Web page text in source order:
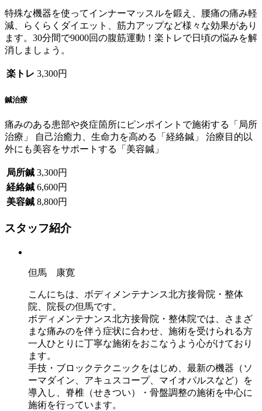
特殊な機器を使ってインナーマッスルを鍛え、腰痛の痛み軽
減、らくらくダイエット、筋力アップなど様々な効果があり
ます。30分間で9000回の腹筋運動！楽トレで日頃の悩みを解
消しましょう。
楽トレ 3,300円
鍼治療
痛みのある患部や炎症箇所にピンポイントで施術する「局所
治療」 自己治癒力、生命力を高める「経絡鍼」 治療目的以
外にも美容をサポートする「美容鍼」
局所鍼 3,300円
経絡鍼 6,600円
美容鍼 8,800円
スタッフ紹介
但馬 康寛
こんにちは、ボディメンテナンス北方接骨院・整体
院、院長の但馬です。
ボディメンテナンス北方接骨院・整体院では、さまざ
まな痛みのを伴う症状に合わせ、施術を受けられる方
一人ひとりに丁寧な施術をおこなうよう心がけており
ます。
手技・ブロックテクニックをはじめ、最新の機器（ソ
ーマダイン、アキュスコープ、マイオパルスなど）を
導入し、脊椎（せきつい）・骨盤調整の施術を中心に
施術を行っています。